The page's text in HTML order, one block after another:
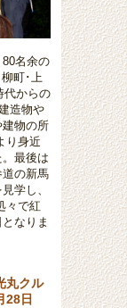
名余の
柳町･ 上
代からの
造物や
物の所
り身近
最後は
の新馬
学し、
々で紅
なりま
丸クル
28日